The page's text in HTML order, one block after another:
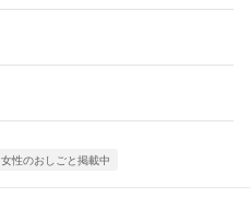
女性のおしごと掲載中